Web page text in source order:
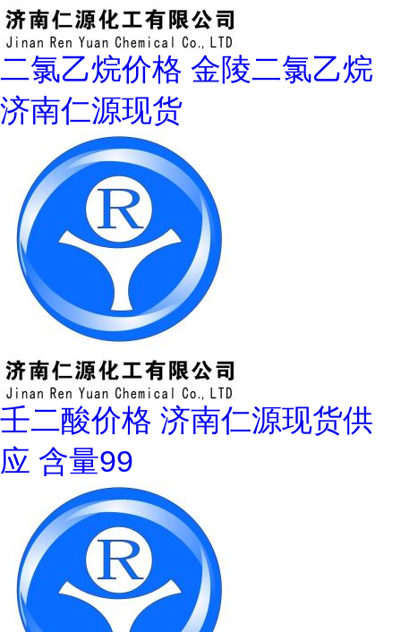
二氯乙烷价格 金陵二氯乙烷
济南仁源现货
壬二酸价格 济南仁源现货供
应 含量99